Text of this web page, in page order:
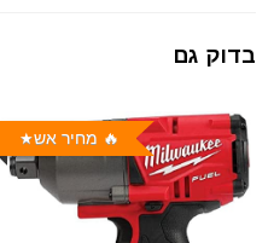
בדוק גם
🔥 מחיר אש